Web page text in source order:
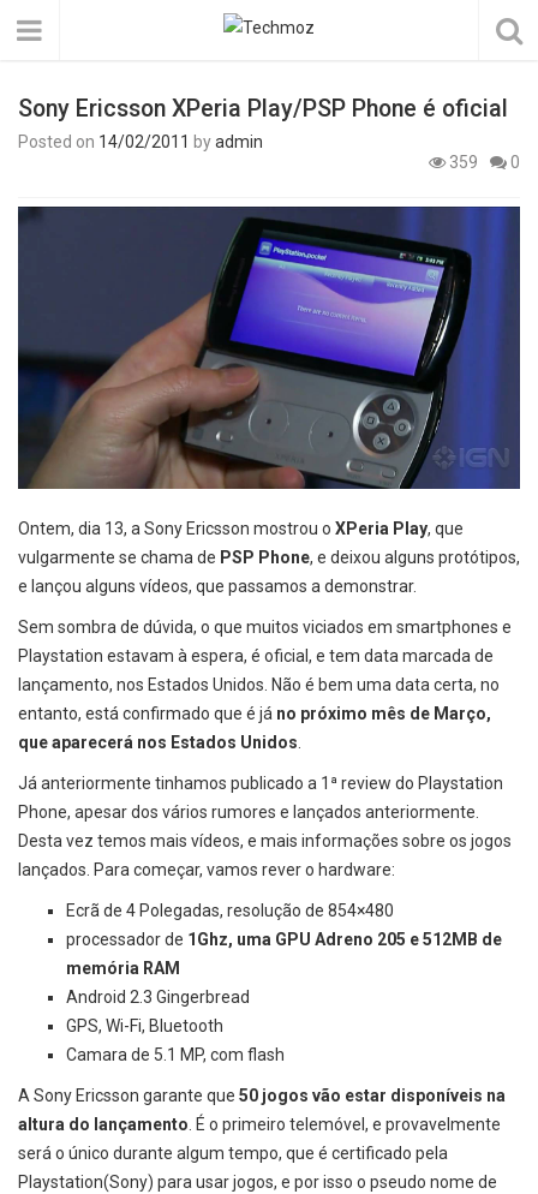
Sony Ericsson XPeria Play/PSP Phone é oficial
Posted on 14/02/2011 byadmin
359
0
Ontem, dia 13, a Sony Ericsson mostrou o XPeria Play, que
vulgarmente se chama de PSP Phone, e deixou alguns protótipos,
e lançou alguns vídeos, que passamos a demonstrar.
Sem sombra de dúvida, o que muitos viciados em smartphones e
Playstation estavam à espera, é oficial, e tem data marcada de
lançamento, nos Estados Unidos. Não é bem uma data certa, no
entanto, está confirmado que é já no próximo mês de Março,
que aparecerá nos Estados Unidos
Já anteriormente tinhamos publicado a 1ª review do Playstation
Phone, apesar dos vários rumores e lançados anteriormente.
Desta vez temos mais vídeos, e mais informações sobre os jogos
lançados. Para começar, vamos rever o hardware:
Ecrã de 4 Polegadas, resolução de 854×480
processador de 1Ghz, uma GPU Adreno 205 e 512MB de
memória RAM
Android 2.3 Gingerbread
GPS, Wi-Fi, Bluetooth
Camara de 5.1 MP, com flash
A Sony Ericsson garante que 50 jogos vão estar disponíveis na
altura do lançamento . É o primeiro telemóvel, e provavelmente
será o único durante algum tempo, que é certificado pela
Playstation(Sony) para usar jogos, e por isso o pseudo nome de